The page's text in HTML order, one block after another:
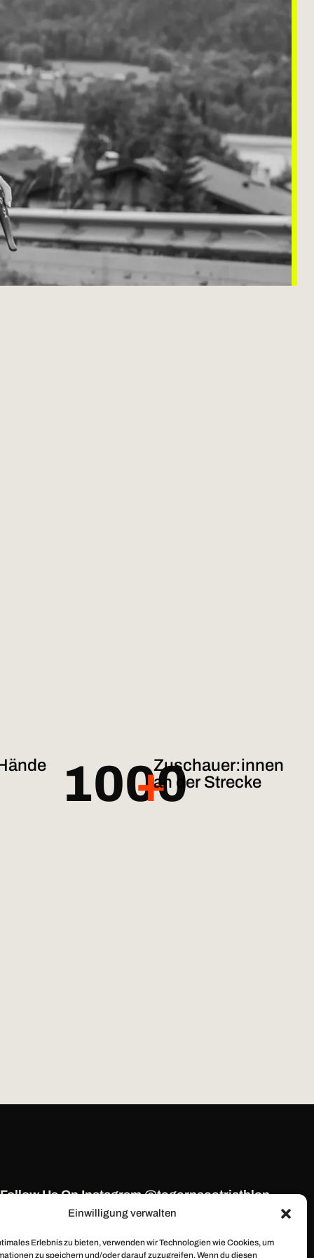
Einwilligung verwalten
Erlebnis zu bieten, verwenden wir Technologien wie Cookies, um
zu speichern und/oder darauf zuzugreifen. Wenn du diesen
1000
+Zuschauer:innen
an der Strecke
Follow Us On Instagram @tegernseetriathlon